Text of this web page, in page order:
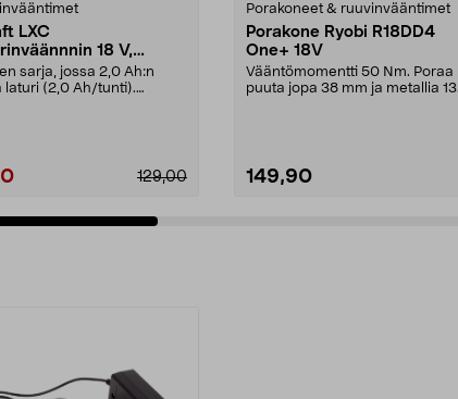
LXC
18 V,
akku, IW500-BL
sarja, jossa 2,0 Ah:n
laturi (2,0 Ah/tunti).
129,00
Porakoneet & ruuvinvääntimet
Porakone Ryobi R18DD4
One+ 18V
Vääntömomentti 50 Nm. Poraa
puuta jopa 38 mm ja metallia 13
149,90